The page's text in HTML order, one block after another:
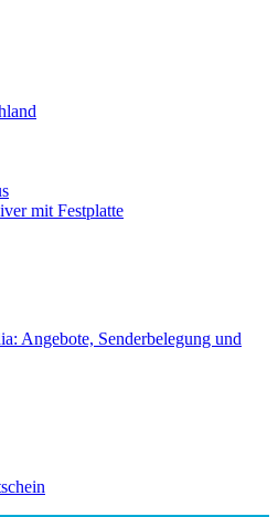
mit Festplatte
Angebote, Senderbelegung und